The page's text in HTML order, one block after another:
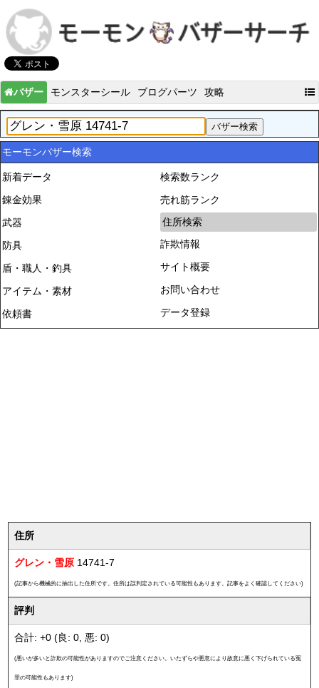
バザー モンスターシール ブログパーツ 攻略
モーモンバザー検索
新着データ
錬金効果
武器
防具
盾・職人・釣具
アイテム・素材
依頼書
検索数ランク
売れ筋ランク
住所検索
詐欺情報
サイト概要
お問い合わせ
データ登録
住所
グレン・雪原 14741-7
(記事から機械的に抽出した住所です。住所は誤判定されている可能性もあります。記事をよく確認してください)
評判
合計: +0 (良: 0, 悪: 0)
(悪いが多いと詐欺の可能性がありますのでご注意ください。いたずらや悪意により故意に悪く下げられている冤
罪の可能性もあります)